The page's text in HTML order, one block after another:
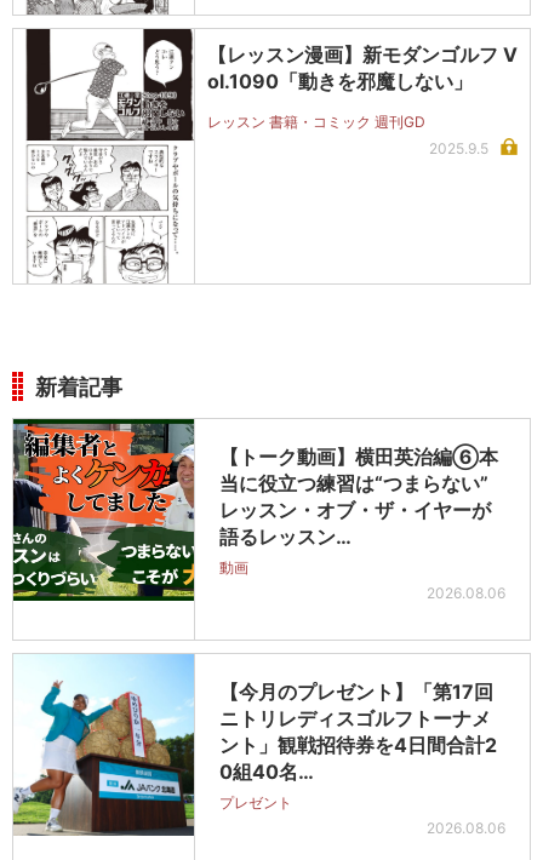
【レッスン漫画】新モダンゴルフ V
ol.1090「動きを邪魔しない」
レッスン 書籍・コミック 週刊GD
2025.9.5
新着記事
【トーク動画】横田英治編⑥本
当に役立つ練習は“つまらない”
レッスン・オブ・ザ・イヤーが
語るレッスン…
動画
2026.08.06
【今月のプレゼント】「第17回
ニトリレディスゴルフトーナメ
ント」観戦招待券を4日間合計2
0組40名…
プレゼント
2026.08.06